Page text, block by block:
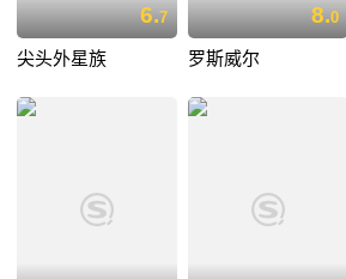
6.7
尖头外星族
8.0
罗斯威尔